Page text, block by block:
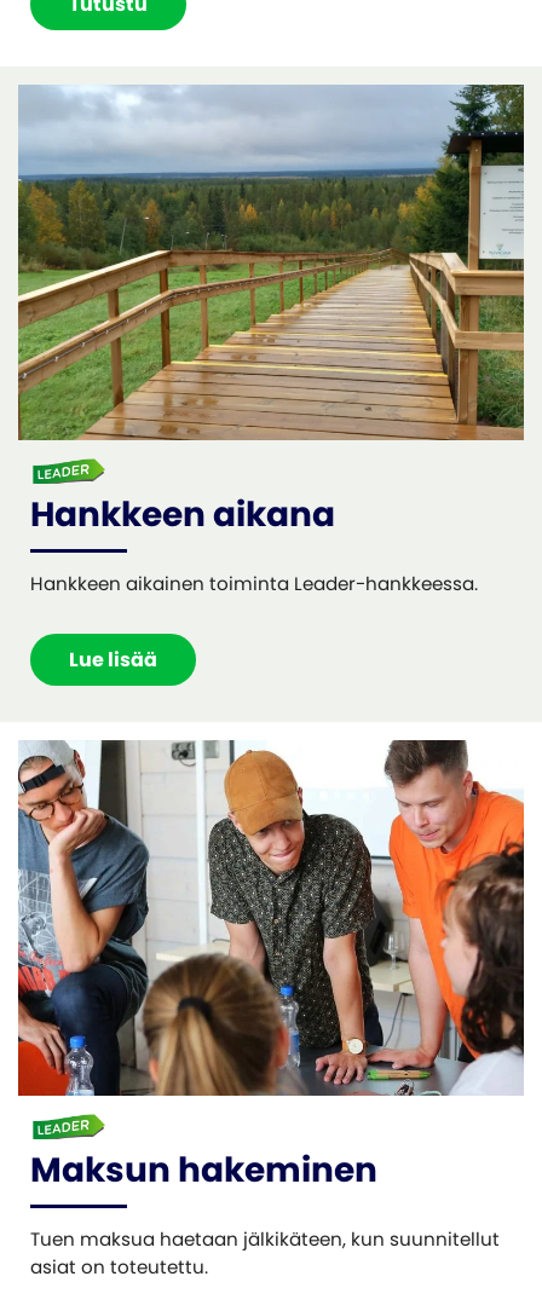
Hankkeen aikana
Hankkeen aikainen toiminta Leader-hankkeessa.
Lue lisää
Maksun hakeminen
Tuen maksua haetaan jälkikäteen, kun suunnitellut
asiat on toteutettu.